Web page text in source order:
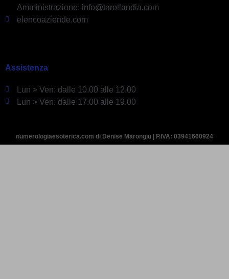
Amministrazione: info@tarotlandia.com
elencoaziende.com
Assistenza
Lun > Ven: dalle 10.00 alle 12.00
Lun > Ven: dalle 17.00 alle 19.00
numerologiaesoterica.com di Denise Marongiu | P.IVA: 03941660924